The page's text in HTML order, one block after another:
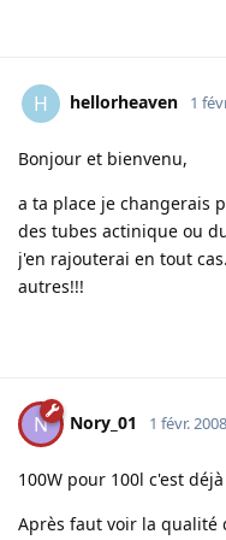
H hellorheaven 1
Bonjour et bienvenu,
a ta place je changerais
des tubes actinique ou
j'en rajouterai en tout
autres!!!
N Nory_01 1 févr. 2008
100W pour 100l c'est
Après faut voir la qualité